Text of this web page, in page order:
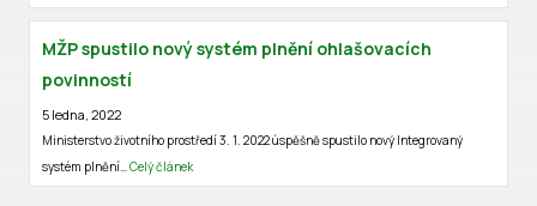
MŽP spustilo nový systém plnění ohlašovacích
povinností
5 ledna, 2022
Ministerstvo životního prostředí 3. 1. 2022 úspěšně spustilo nový Integrovaný
systém plnění…Celý článek